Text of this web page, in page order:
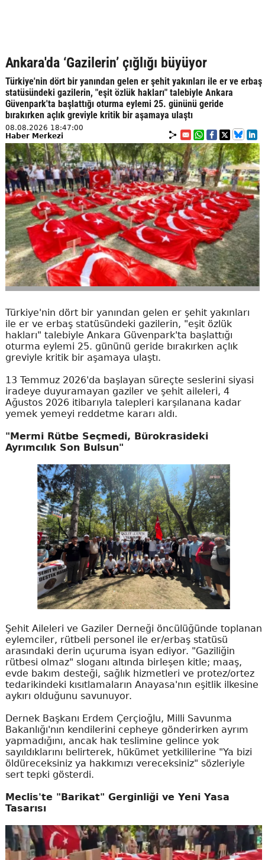
Ankara'da ‘Gazilerin’ çığlığı büyüyor
Türkiye'nin dört bir yanından gelen er şehit yakınları ile er ve erbaş
statüsündeki gazilerin, "eşit özlük hakları" talebiyle Ankara
Güvenpark'ta başlattığı oturma eylemi 25. gününü geride
bırakırken açlık greviyle kritik bir aşamaya ulaştı
08.08.2026 18:47:00
Haber Merkezi
Türkiye'nin dört bir yanından gelen er şehit yakınları
ile er ve erbaş statüsündeki gazilerin, "eşit özlük
hakları" talebiyle Ankara Güvenpark'ta başlattığı
oturma eylemi 25. gününü geride bırakırken açlık
greviyle kritik bir aşamaya ulaştı.
13 Temmuz 2026'da başlayan süreçte seslerini siyasi
iradeye duyuramayan gaziler ve şehit aileleri, 4
Ağustos 2026 itibarıyla talepleri karşılanana kadar
yemek yemeyi reddetme kararı aldı.
"Mermi Rütbe Seçmedi, Bürokrasideki
Ayrımcılık Son Bulsun"
Şehit Aileleri ve Gaziler Derneği öncülüğünde toplanan
eylemciler, rütbeli personel ile er/erbaş statüsü
arasındaki derin uçuruma isyan ediyor. "Gaziliğin
rütbesi olmaz" sloganı altında birleşen kitle; maaş,
evde bakım desteği, sağlık hizmetleri ve protez/ortez
tedarikindeki kısıtlamaların Anayasa'nın eşitlik ilkesine
aykırı olduğunu savunuyor.
Dernek Başkanı Erdem Çerçioğlu, Milli Savunma
Bakanlığı'nın kendilerini cepheye gönderirken ayrım
yapmadığını, ancak hak teslimine gelince yok
sayıldıklarını belirterek, hükümet yetkililerine "Ya bizi
öldüreceksiniz ya hakkımızı vereceksiniz" sözleriyle
sert tepki gösterdi.
Meclis'te "Barikat" Gerginliği ve Yeni Yasa
Tasarısı